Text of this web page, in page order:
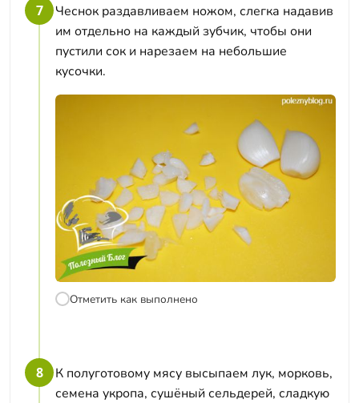
7
Чеснок раздавливаем ножом, слегка надавив
им отдельно на каждый зубчик, чтобы они
пустили сок и нарезаем на небольшие
кусочки.
Отметить как выполнено
8
К полуготовому мясу высыпаем лук, морковь,
семена укропа, сушёный сельдерей, сладкую